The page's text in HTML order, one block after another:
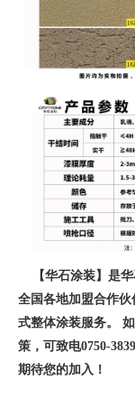
【华石涂装】是华
全国各地加盟合作
式整体涂装服务。
策，可致电0750-
期待您的加入！